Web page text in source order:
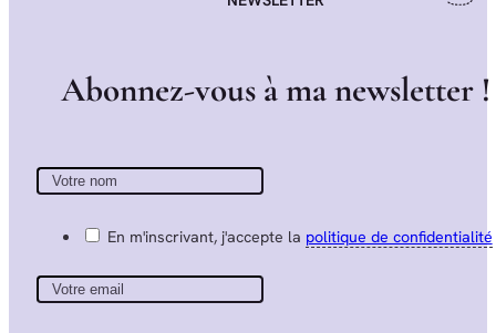
Abonnez-vous àmanewsletter !
En m'inscrivant, j'accepte la politique de confidentialité